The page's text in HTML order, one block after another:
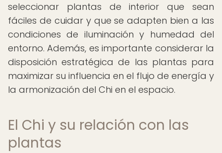
seleccionar plantas de interior que sean
fáciles de cuidar y que se adapten bien a las
condiciones de iluminación y humedad del
entorno. Además, es importante considerar la
disposición estratégica de las plantas para
maximizar su influencia en el flujo de energía y
la armonización del Chi en el espacio.
El Chi y su relación con las
plantas